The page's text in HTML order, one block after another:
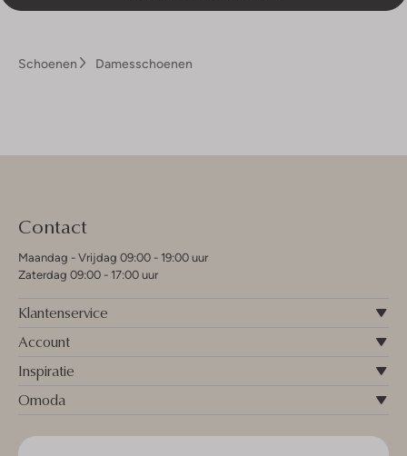
Schoenen Damesschoenen
Contact
Maandag - Vrijdag 09:00 - 19:00 uur
Zaterdag 09:00 - 17:00 uur
Klantenservice
Account
Inspiratie
Omoda